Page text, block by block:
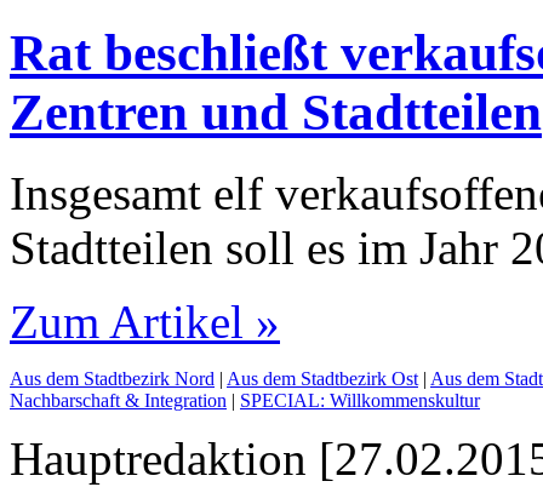
Rat beschließt
Zentren und Stadtteilen
Insgesamt elf
Stadtteilen soll es im Jahr
Zum Artikel »
Aus dem Stadtbezirk Nord | Aus dem Stadtbezirk Ost | Aus dem
Nachbarschaft & Integration | SPECIAL: Willkommenskultur
Hauptredaktion